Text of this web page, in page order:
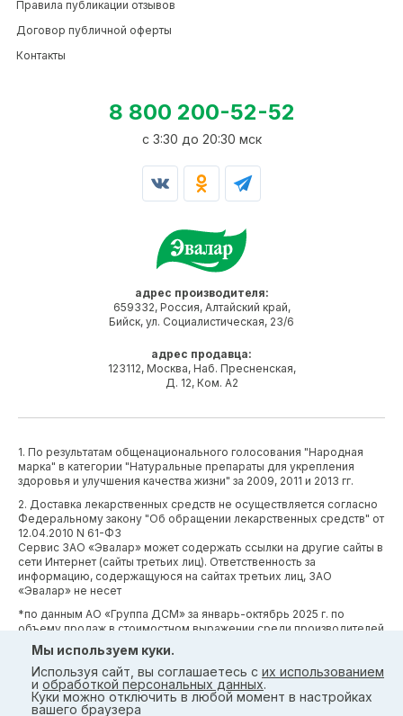
адрес производителя:
659332, Россия, Алтайский край,
Бийск, ул. Социалистическая, 23/6
адрес продавца:
123112, Москва, Наб. Пресненская,
Д. 12, Ком. А2
Правила публикации отзывов
Договор публичной оферты
Контакты
8 800 200-52-52
c 3:30 до 20:30 мск
1. По результатам общенационального голосования "Народная
марка" в категории "Натуральные препараты для укрепления
здоровья и улучшения качества жизни" за 2009, 2011 и 2013 гг.
2. Доставка лекарственных средств не осуществляется согласно
Федеральному закону "Об обращении лекарственных средств" от
12.04.2010 N 61-ФЗ
Сервис ЗАО «Эвалар» может содержать ссылки на другие сайты в
сети Интернет (сайты третьих лиц). Ответственность за
информацию, содержащуюся на сайтах третьих лиц, ЗАО
«Эвалар» не несет
*по данным АО «Группа ДСМ» за январь-октябрь 2025 г. по
объему продаж в стоимостном выражении среди производителей
БАД (без учета СТМ) БАД (без учета СТМ).
*Производственные процессы и системы менеджмента ЗАО
«Эвалар» сертифицированы в соответствии с требованиями
международных сертификатов GMP, ISO, HACCP
Мы используем куки.
Используя сайт, вы соглашаетесь с их использованием
и обработкой персональных данных.
Куки можно отключить в любой момент в настройках
вашего браузера